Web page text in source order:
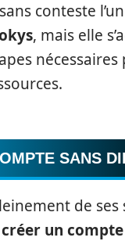
conteste
, mais elle
nécessaires
SANS
de ses
créer un